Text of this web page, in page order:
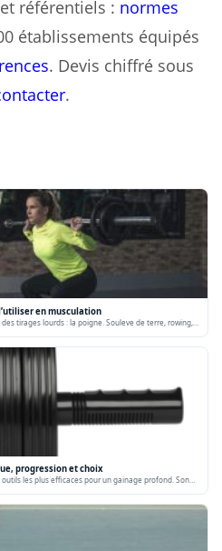
référentiels : normes
établissements équipés
. Devis chiffré sous
.
en musculation
tirages lourds : la poigne. Souleve de terre, rowing,…
progression et choix
les plus efficaces pour un gainage profond. Son…